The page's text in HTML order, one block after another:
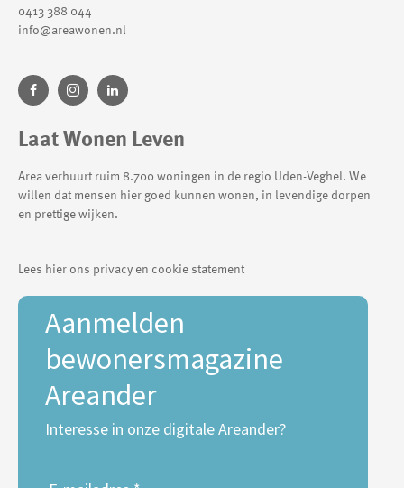
0413 388 044
info@areawonen.nl
Laat Wonen Leven
Area verhuurt ruim 8.700 woningen in de regio Uden-Veghel. We
willen dat mensen hier goed kunnen wonen, in levendige dorpen
en prettige wijken.
Lees hier ons privacy en cookie statement
Aanmelden
bewonersmagazine
Areander
Interesse in onze digitale Areander?